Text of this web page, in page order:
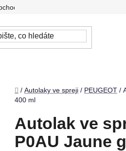
podmínky
Domů
/ Autolaky ve spreji / PEUGEOT /
400 ml
Autolak ve
P0AU Jaune